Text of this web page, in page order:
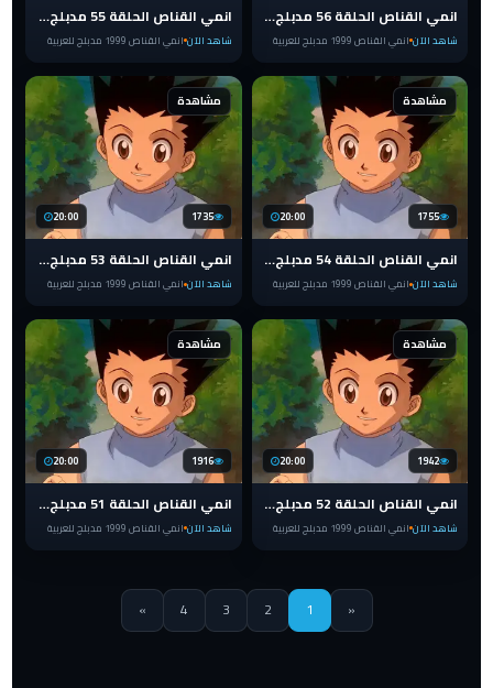
انمي القناص الحلقة 56 مدبلج للعربية HUNTER x HUNTER 1999
شاهد الآن انمي القناص 1999 مدبلج للعربية
انمي القناص الحلقة 55 مدبلج للعربية HUNTER x HUNTER 1999
شاهد الآن انمي القناص 1999 مدبلج للعربية
مشاهدة
20:00 1755
انمي القناص الحلقة 54 مدبلج للعربية HUNTER x HUNTER 1999
شاهد الآن انمي القناص 1999 مدبلج للعربية
مشاهدة
20:00 1735
انمي القناص الحلقة 53 مدبلج للعربية HUNTER x HUNTER 1999
شاهد الآن انمي القناص 1999 مدبلج للعربية
مشاهدة
20:00 1942
انمي القناص الحلقة 52 مدبلج للعربية HUNTER x HUNTER 1999
شاهد الآن انمي القناص 1999 مدبلج للعربية
مشاهدة
20:00 1916
انمي القناص الحلقة 51 مدبلج للعربية HUNTER x HUNTER 1999
شاهد الآن انمي القناص 1999 مدبلج للعربية
«
1
2
3
4
»